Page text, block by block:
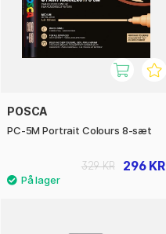
POSCA
PC-5M Portrait Colours 8-sæt
296 KR
329 KR